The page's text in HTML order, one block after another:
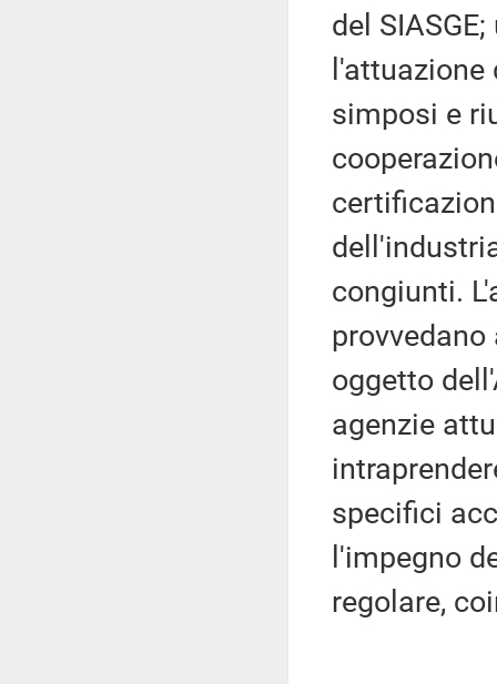
del
simposi e
congiunti.
oggetto
agenzie
specifici
l'impegno
regolare,